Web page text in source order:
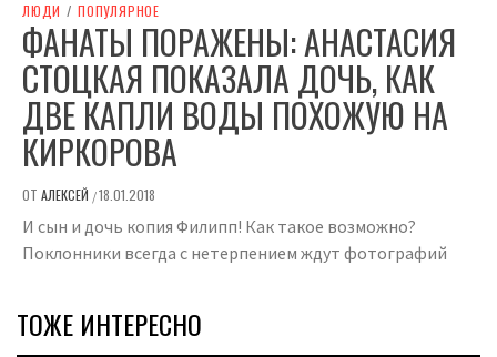
ЛЮДИ / ПОПУЛЯРНОЕ
ФАНАТЫ ПОРАЖЕНЫ: АНАСТАСИЯ
СТОЦКАЯ ПОКАЗАЛА ДОЧЬ, КАК
ДВЕ КАПЛИ ВОДЫ ПОХОЖУЮ НА
КИРКОРОВА
ОТ АЛЕКСЕЙ /18.01.2018
И сын и дочь копия Филипп! Как такое возможно?
Поклонники всегда с нетерпением ждут фотографий
ТОЖЕ ИНТЕРЕСНО